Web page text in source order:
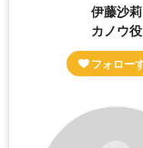
伊藤沙莉
カノウ役